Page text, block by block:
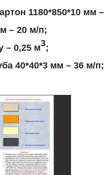
1180*850*10 мм
– 20 м/п;
– 0,25 м3;
40*40*3 мм – 36 м/п;